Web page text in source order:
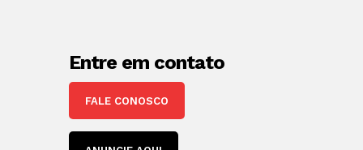
Entre em contato
FALE CONOSCO